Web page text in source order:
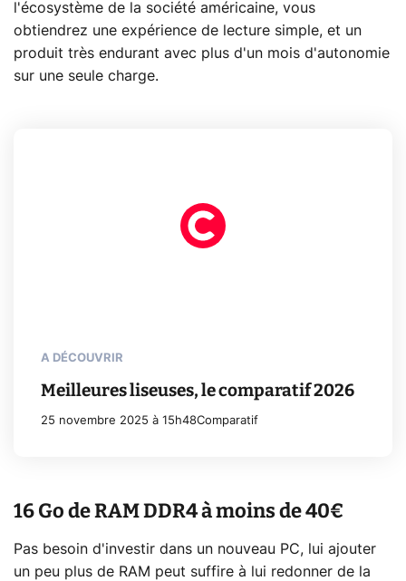
l'écosystème de la société américaine, vous
obtiendrez une expérience de lecture simple, et un
produit très endurant avec plus d'un mois d'autonomie
sur une seule charge.
A DÉCOUVRIR
Meilleures liseuses, le comparatif 2026
25 novembre 2025 à 15h48Comparatif
16 Go de RAM DDR4 à moins de 40€
Pas besoin d'investir dans un nouveau PC, lui ajouter
un peu plus de RAM peut suffire à lui redonner de la